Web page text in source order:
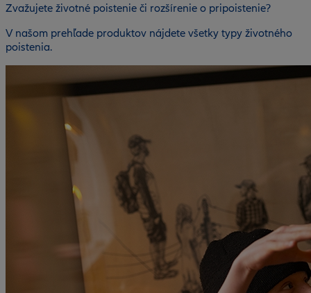
Zvažujete životné poistenie či rozšírenie o pripoistenie?
V našom prehľade produktov nájdete všetky typy životného
poistenia.